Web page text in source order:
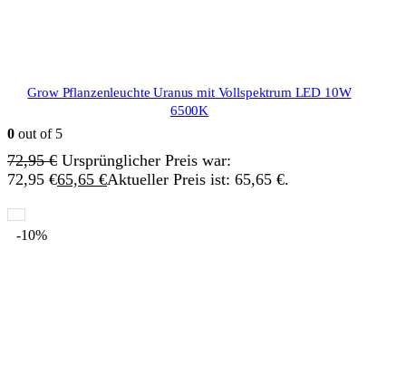
Grow Pflanzenleuchte Uranus mit Vollspektrum LED 10W
6500K
0 out of 5
72,95€ Ursprünglicher Preis war:
72,95 €65,65 €Aktueller Preis ist: 65,65 €.
-10%